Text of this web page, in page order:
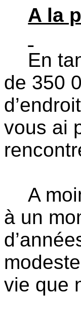
A la
En
de 350
vous ai
A
à un
vie que